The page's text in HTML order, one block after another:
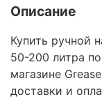
Описание
Купить ручной
50-200 литра
магазине
доставки и